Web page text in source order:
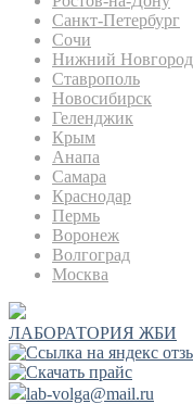
Санкт-Петербург
Сочи
Нижний Новгород
Ставрополь
Новосибирск
Геленджик
Крым
Анапа
Самара
Краснодар
Пермь
Воронеж
Волгоград
Москва
ЛАБОРАТОРИЯ ЖБИ
lab-volga@mail.ru